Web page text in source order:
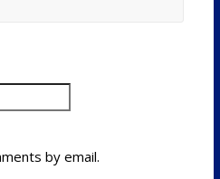
by email.